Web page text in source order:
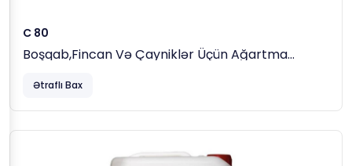
C 80
Boşqab,fincan Və Çayniklər Üçün Ağartma
Ətraflı Bax